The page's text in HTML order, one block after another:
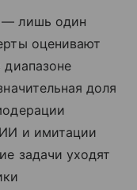
— лишь один
оценивают
диапазоне
доля
и имитации
задачи уходят